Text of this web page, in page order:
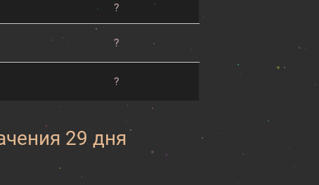
?
?
?
29 дня